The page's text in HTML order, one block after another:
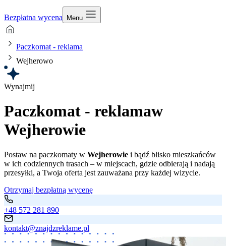
Bezpłatna wycena Menu
Paczkomat - reklama
Wejherowo
Wynajmij
Paczkomat - reklamaw
Wejherowie
Postaw na paczkomaty w Wejherowie i bądź blisko mieszkańców
w ich codziennych trasach – w miejscach, gdzie odbierają i nadają
przesyłki, a Twoja oferta jest zauważana przy każdej wizycie.
Otrzymaj bezpłatną wycenę
+48 572 281 890
kontakt@znajdzreklame.pl